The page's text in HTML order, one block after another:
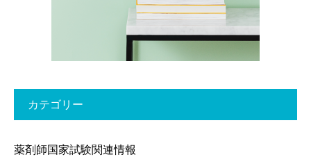
カテゴリー
薬剤師国家試験関連情報